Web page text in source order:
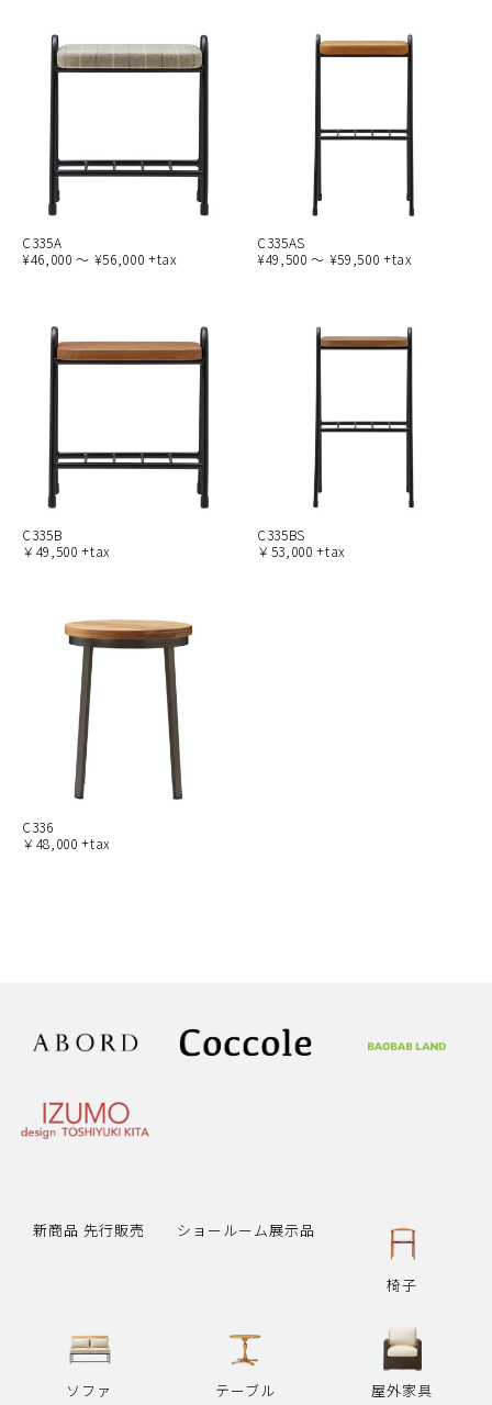
C335A
¥46,000 ～ ¥56,000 +tax
C335AS
¥49,500 ～ ¥59,500 +tax
C335B
￥49,500 +tax
C335BS
￥53,000 +tax
C336
￥48,000 +tax
新商品 先行販売 ショールーム展示品
椅子
ソファ テーブル 屋外家具